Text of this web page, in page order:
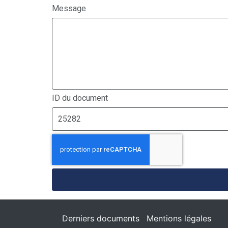
Message
ID du document
Derniers documents Mentions légales